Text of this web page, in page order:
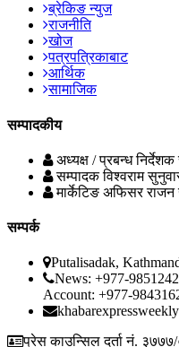
ब्रेकिङ न्युज
राजनीति
खोज
पत्रपत्रिकाबाट
आर्थिक
सामाजिक
सम्पादकीय
अध्यक्ष / प्रबन्ध निर्देशक
सम्पादक विश्वराम
मार्केटिङ अफिसर
सम्पर्क
Putalisadak,
News: +977-
Account: +977-
प्रेस काउन्सिल दर्ता नं.